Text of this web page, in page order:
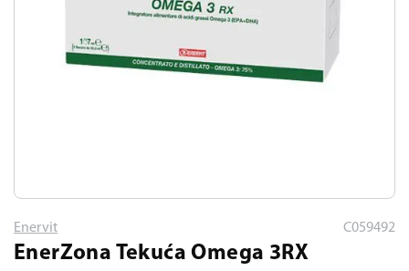
Enervit C059492
EnerZona Tekuća Omega 3RX